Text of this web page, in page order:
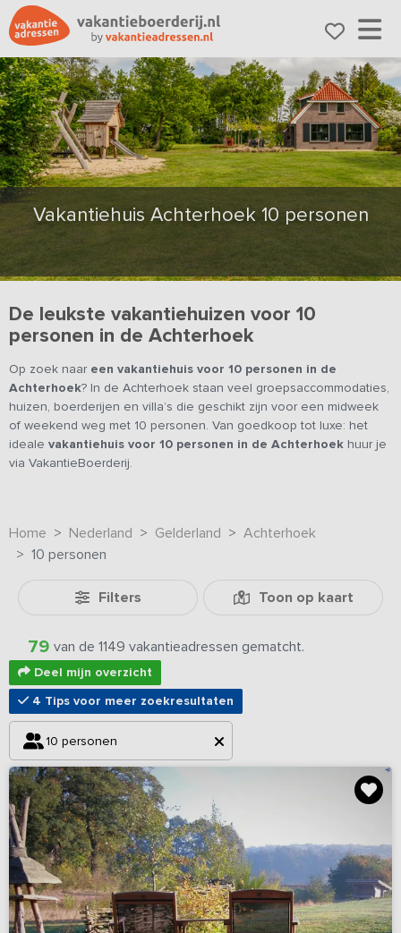
Vakantiehuis Achterhoek 10 personen
De leukste vakantiehuizen voor 10
personen in de Achterhoek
Op zoek naar een vakantiehuis voor 10 personen in de
Achterhoek? In de Achterhoek staan veel groepsaccommodaties,
huizen, boerderijen en villa’s die geschikt zijn voor een midweek
of weekend weg met 10 personen. Van goedkoop tot luxe: het
ideale vakantiehuis voor 10 personen in de Achterhoek huur je
via VakantieBoerderij.
Home Nederland Gelderland
Achterhoek
10 personen
Filters Toon op kaart
79 van de 1149 vakantieadressen gematcht.
Deel mijn overzicht
4 Tips voor meer zoekresultaten
10 personen